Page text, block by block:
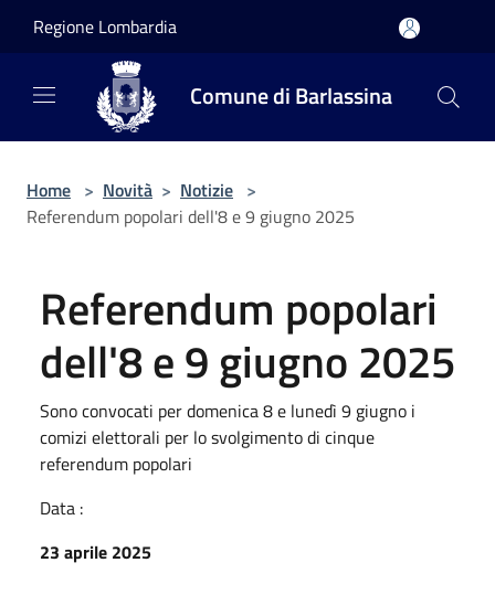
Regione Lombardia
Comune di Barlassina
Home > Novità > Notizie >
Referendum popolari dell'8 e 9 giugno 2025
Referendum popolari
dell'8 e 9 giugno 2025
Sono convocati per domenica 8 e lunedì 9 giugno i
comizi elettorali per lo svolgimento di cinque
referendum popolari
Data :
23 aprile 2025